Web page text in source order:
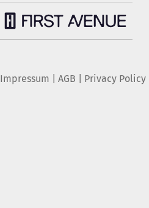
Impressum AGB Privacy Policy|